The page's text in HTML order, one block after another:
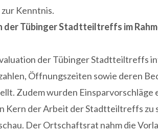
Kenntnis.
Tübinger Stadtteiltreffs im
der Tübinger Stadtteiltreffs
Öffnungszeiten sowie deren
Zudem wurden Einsparvorschläge
Kern der Arbeit der Stadtteiltreffs zu
Der Ortschaftsrat nahm die